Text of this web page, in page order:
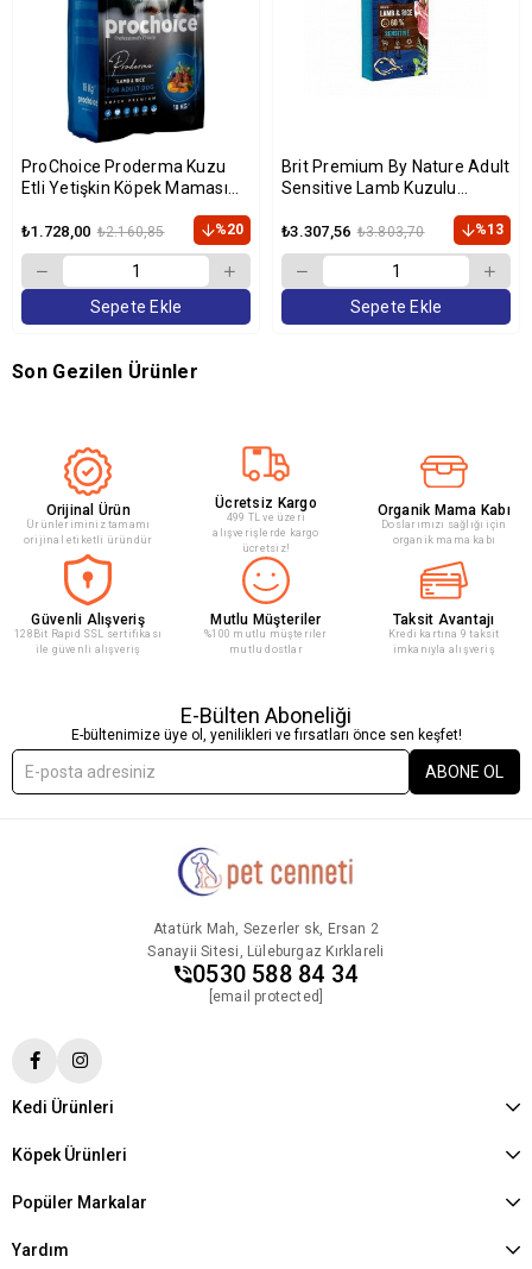
ProChoice Proderma Kuzu
Etli Yetişkin Köpek Maması
₺1.728,00 ₺2.160,85 %20
Sepete Ekle
Brit Premium By Nature Adult
Sensitive Lamb Kuzulu
₺3.307,56 ₺3.803,70 %13
Sepete Ekle
Son Gezilen Ürünler
Orijinal Ürün
Ürünleriminiz tamamı
orijinal etiketli üründür
Ücretsiz Kargo
499 TL ve üzeri
alışverişlerde kargo
ücretsiz!
Organik Mama Kabı
Doslarımızı sağlığı için
organik mama kabı
Güvenli Alışveriş
128Bit Rapid SSL sertifikası
ile güvenli alışveriş
Mutlu Müşteriler
%100 mutlu müşteriler
mutlu dostlar
Taksit Avantajı
Kredi kartına 9 taksit
imkanıyla alışveriş
E-Bülten Aboneliği
E-bültenimize üye ol, yenilikleri ve fırsatları önce sen keşfet!
ABONE OL
Atatürk Mah, Sezerler sk, Ersan 2
Sanayii Sitesi, Lüleburgaz Kırklareli
0530 588 84 34
[email protected]
Kedi Ürünleri
Köpek Ürünleri
Popüler Markalar
Yardım